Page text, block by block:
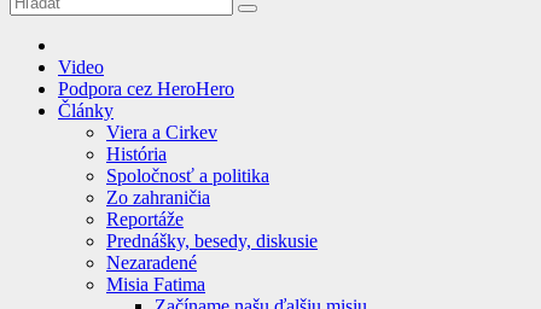
Video
Podpora cez HeroHero
Články
Viera a Cirkev
História
Spoločnosť a politika
Zo zahraničia
Reportáže
Prednášky, besedy, diskusie
Nezaradené
Misia Fatima